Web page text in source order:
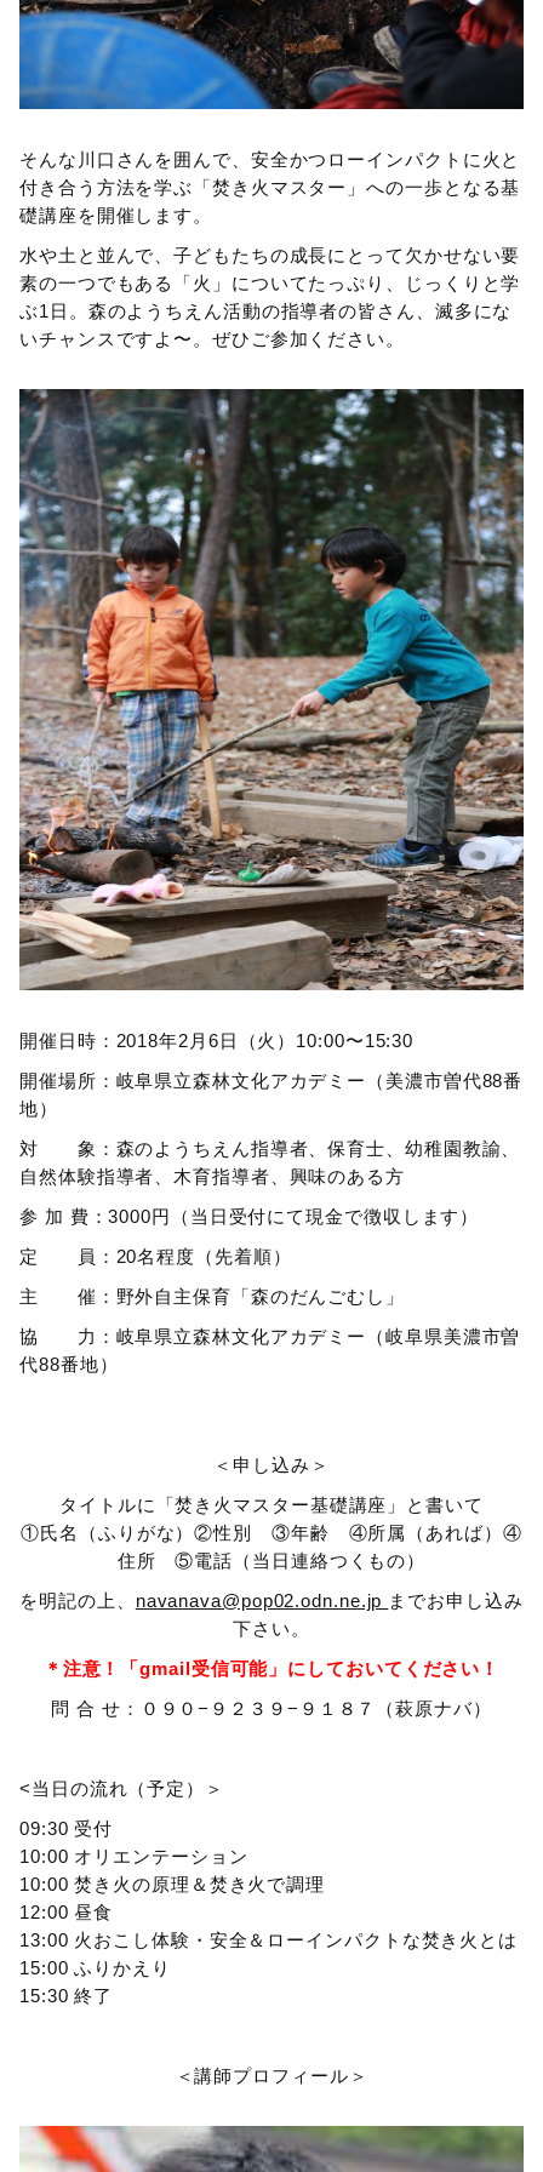
そんな川口さんを囲んで、安全かつローインパクトに火と
付き合う方法を学ぶ「焚き火マスター」への一歩となる基
礎講座を開催します。
水や土と並んで、子どもたちの成長にとって欠かせない要
素の一つでもある「火」についてたっぷり、じっくりと学
ぶ1日。森のようちえん活動の指導者の皆さん、滅多にな
いチャンスですよ〜。ぜひご参加ください。
開催日時：2018年2月6日（火）10:00〜15:30
開催場所：岐阜県立森林文化アカデミー（美濃市曽代88番
地）
対 象：森のようちえん指導者、保育士、幼稚園教諭、
自然体験指導者、木育指導者、興味のある方
参 加 費：3000円（当日受付にて現金で徴収します）
定 員：20名程度（先着順）
主 催：野外自主保育「森のだんごむし」
協 力：岐阜県立森林文化アカデミー（岐阜県美濃市曽
代88番地）
＜申し込み＞
タイトルに「焚き火マスター基礎講座」と書いて
①氏名（ふりがな）②性別 ③年齢 ④所属（あれば）④
住所 ⑤電話（当日連絡つくもの）
を明記の上、 navanava@pop02.odn.ne.jp までお申し込み
下さい。
＊注意！「gmail受信可能」にしておいてください！
問 合 せ：０９０−９２３９−９１８７（萩原ナバ）
<当日の流れ（予定）＞
09:30 受付
10:00 オリエンテーション
10:00 焚き火の原理＆焚き火で調理
12:00 昼食
13:00 火おこし体験・安全＆ローインパクトな焚き火とは
15:00 ふりかえり
15:30 終了
＜講師プロフィール＞